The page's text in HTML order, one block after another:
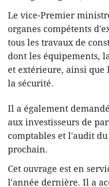
​Le vice-Premier
organes compétents
tous les travaux de
dont les équipements,
et extérieure, ainsi que
la sécurité.
Il a également
aux investisseurs de
comptables et l'audit
prochain.
Cet ouvrage est en
l'année dernière. Il a